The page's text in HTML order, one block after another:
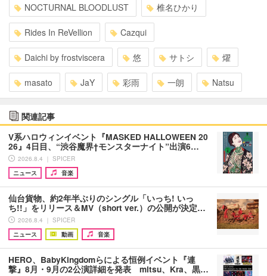
NOCTURNAL BLOODLUST 椎名ひかり
Rides In ReVellion Cazqui
Daichi by frostviscera 悠 サトシ 燿
masato JaY 彩雨 一朗 Natsu
関連記事
V系ハロウィンイベント『MASKED HALLOWEEN 20
26』4日目、“渋谷魔界†モンスターナイト”出演6…
2026.8.4 ｜ SPICER
ニュース
音楽
仙台貨物、約2年半ぶりのシングル「いっち! いっ
ち!!」をリリース＆MV（short ver.）の公開が決定…
2026.8.4 ｜ SPICER
ニュース
動画 音楽
HERO、BabyKingdomらによる恒例イベント『連
撃』8月・9月の2公演詳細を発表 mitsu、Kra、黒…